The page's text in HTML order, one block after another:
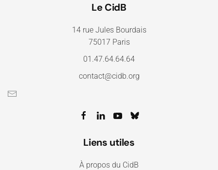
Le CidB
14 rue Jules Bourdais
75017 Paris
01.47.64.64.64
contact@cidb.org
Liens utiles
À propos du CidB